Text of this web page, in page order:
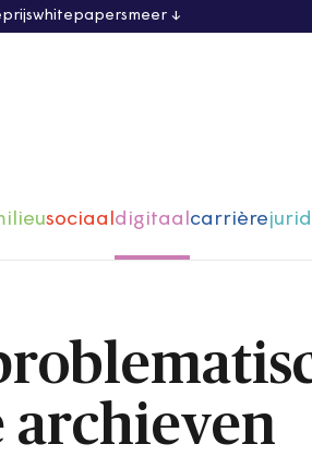
whitepapersmeer
sociaaldigitaalcarrière
archieven